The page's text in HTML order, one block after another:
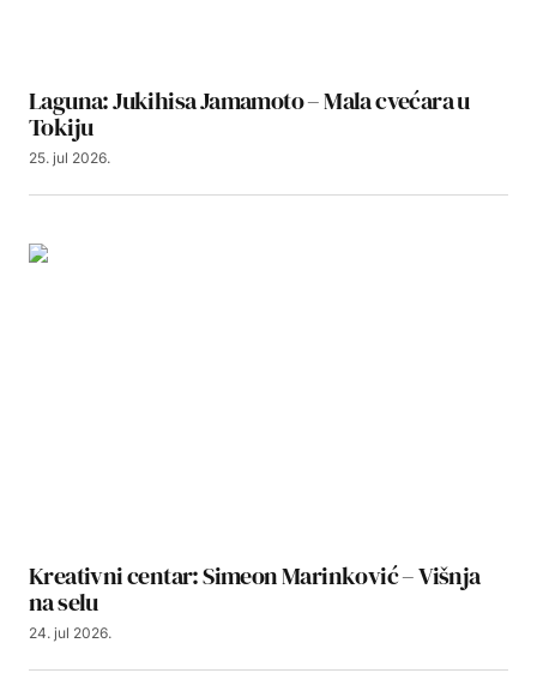
Laguna: Jukihisa Jamamoto – Mala cvećara u
Tokiju
25. jul 2026.
Kreativni centar: Simeon Marinković – Višnja
na selu
24. jul 2026.